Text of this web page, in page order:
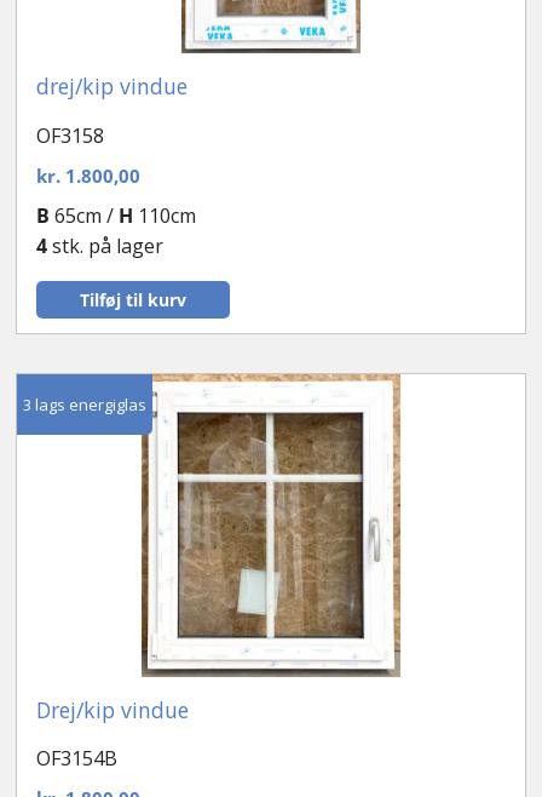
drej/kip vindue
OF3158
kr.1.800,00
Tilføj til kurv
B 65cm / H 110cm
4stk. på lager
3 lags energiglas
Drej/kip vindue
OF3154B